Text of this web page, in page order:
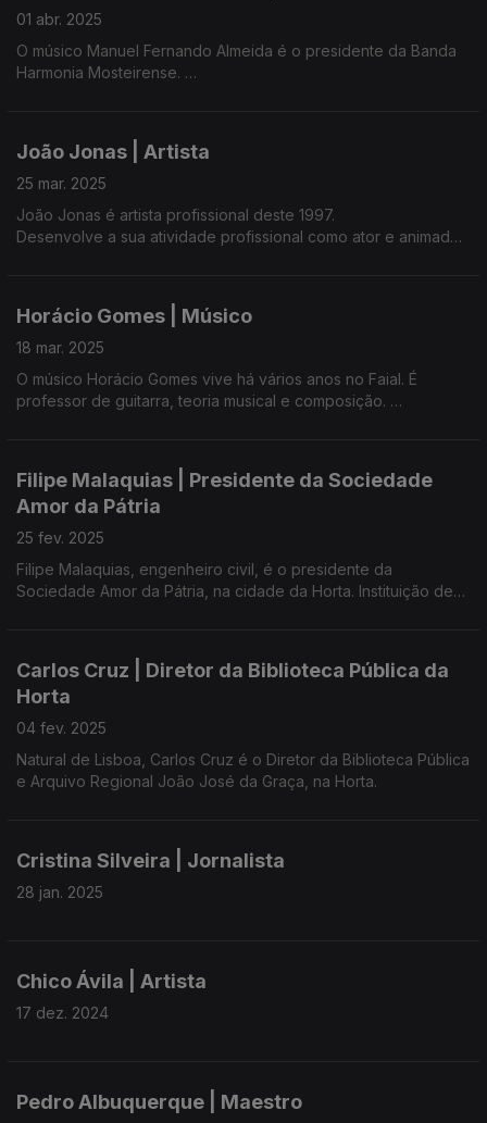
01 abr. 2025
O músico Manuel Fernando Almeida é o presidente da Banda
Harmonia Mosteirense.
pessoas no Tentorium, Portas do Mar, em Ponta Delgada.
A banda tem contado com a participação de artistas regionais,
Micaelense e no Coliseu Micaelense.
João Jonas | Artista
25 mar. 2025
João Jonas é artista profissional deste 1997.
Desenvolve a sua atividade profissional como ator e animador
Horácio Gomes | Músico
18 mar. 2025
O músico Horácio Gomes vive há vários anos no Faial. É
professor de guitarra, teoria musical e composição.
Filipe Malaquias | Presidente da Sociedade
Amor da Pátria
25 fev. 2025
Filipe Malaquias, engenheiro civil, é o presidente da
Sociedade Amor da Pátria, na cidade da Horta. Instituição de
A Sociedade Amor da Pátria foi agraciada pela Presidência da
República com a Ordem do Mérito.
Carlos Cruz | Diretor da Biblioteca Pública da
Horta
04 fev. 2025
Natural de Lisboa, Carlos Cruz é o Diretor da Biblioteca Pública
e Arquivo Regional João José da Graça, na Horta.
Cristina Silveira | Jornalista
28 jan. 2025
Chico Ávila | Artista
17 dez. 2024
Pedro Albuquerque | Maestro